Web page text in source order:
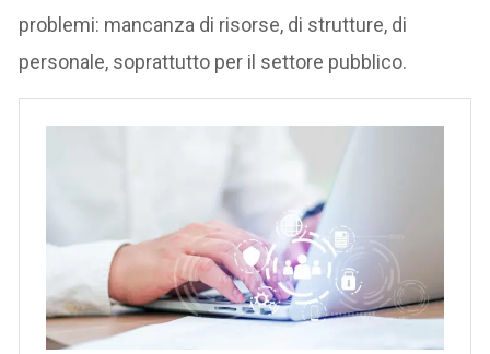
problemi: mancanza di risorse, di strutture, di
personale, soprattutto per il settore pubblico.